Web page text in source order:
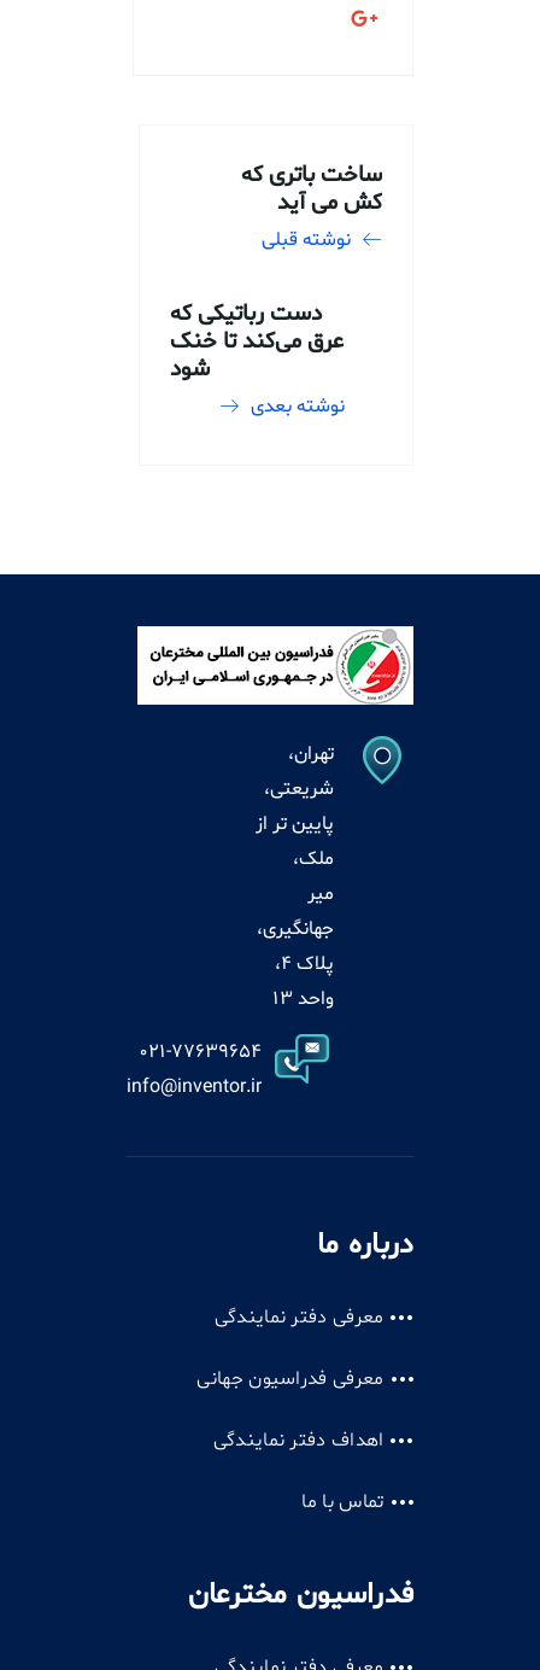
ساخت باتری که
کش می آید
نوشته قبلی
دست رباتیکی که
عرق می‌کند تا خنک
شود
نوشته بعدی
تهران،
شریعتی،
پایین تر از
ملک،
میر
جهانگیری،
پلاک 4،
واحد 13
021-77639654
info@inventor.ir
درباره ما
معرفی دفتر نمایندگی
معرفی فدراسیون جهانی
اهداف دفتر نمایندگی
تماس با ما
فدراسیون مخترعان